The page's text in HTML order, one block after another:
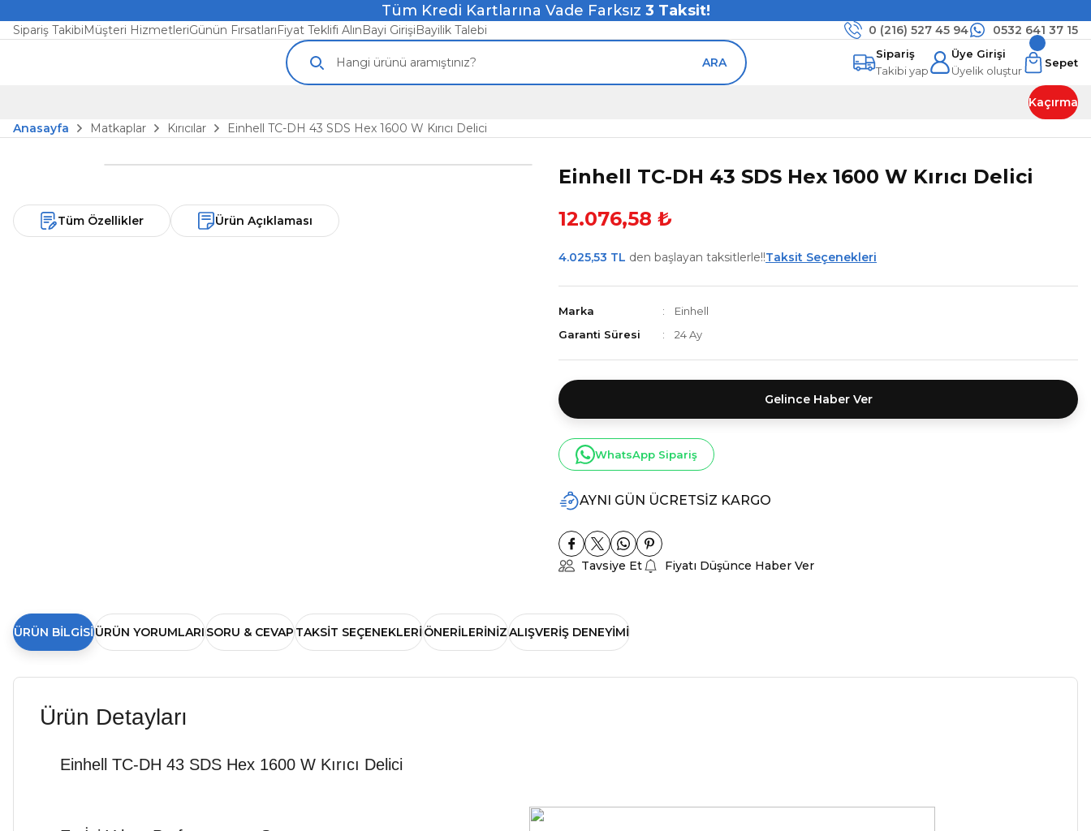
Tüm Kredi Kartlarına Vade Farksız 3 Taksit!
Sipariş TakibiMüşteri HizmetleriGünün FırsatlarıFiyat Teklifi AlınBayi GirişiBayilik Talebi 0 (216) 527 45 94 0532 641 37 15
ARA
Sipariş
Takibi yap
Üye Girişi
Üyelik oluştur
Sepet
Kaçırma
Anasayfa
Matkaplar Kırıcılar Einhell TC-DH 43 SDS Hex 1600 W Kırıcı Delici
Tüm Özellikler Ürün Açıklaması
Einhell TC-DH 43 SDS Hex 1600 W Kırıcı Delici
12.076,58 ₺
4.025,53 TL den başlayan taksitlerle!!Taksit Seçenekleri
Marka
Einhell
Garanti Süresi
24 Ay
Gelince Haber Ver
WhatsApp Sipariş
AYNI GÜN ÜCRETSİZ KARGO
Tavsiye Et Fiyatı Düşünce Haber Ver
ÜRÜN BILGISI ÜRÜN YORUMLARISORU & CEVAPTAKSIT SEÇENEKLERIÖNERILERINIZALIŞVERIŞ DENEYIMI
Ürün Detayları
Einhell TC-DH 43 SDS Hex 1600 W Kırıcı Delici